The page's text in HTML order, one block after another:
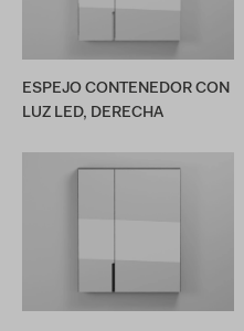
ESPEJO CONTENEDOR CON
LUZ LED, DERECHA